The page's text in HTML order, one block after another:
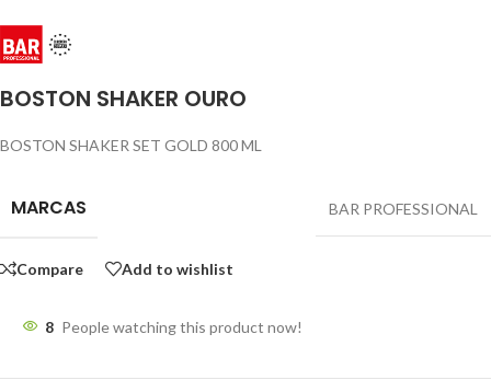
BOSTON SHAKER OURO
BOSTON SHAKER SET GOLD 800 ML
MARCAS BAR PROFESSIONAL
Compare Add to wishlist
8 People watching this product now!